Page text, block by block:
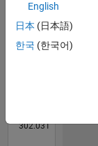
L
10/19
07/20
04/21
01/22
10/22
07/23
04/24
01/25
10/25
07/26
08/20
06/21
04/22
02/23
12/23
10/24
08/25
06/26
10/20
10/21
10/23
CRONOLOGIA
302.031
English
日本 (日本語)
한국 (한국어)